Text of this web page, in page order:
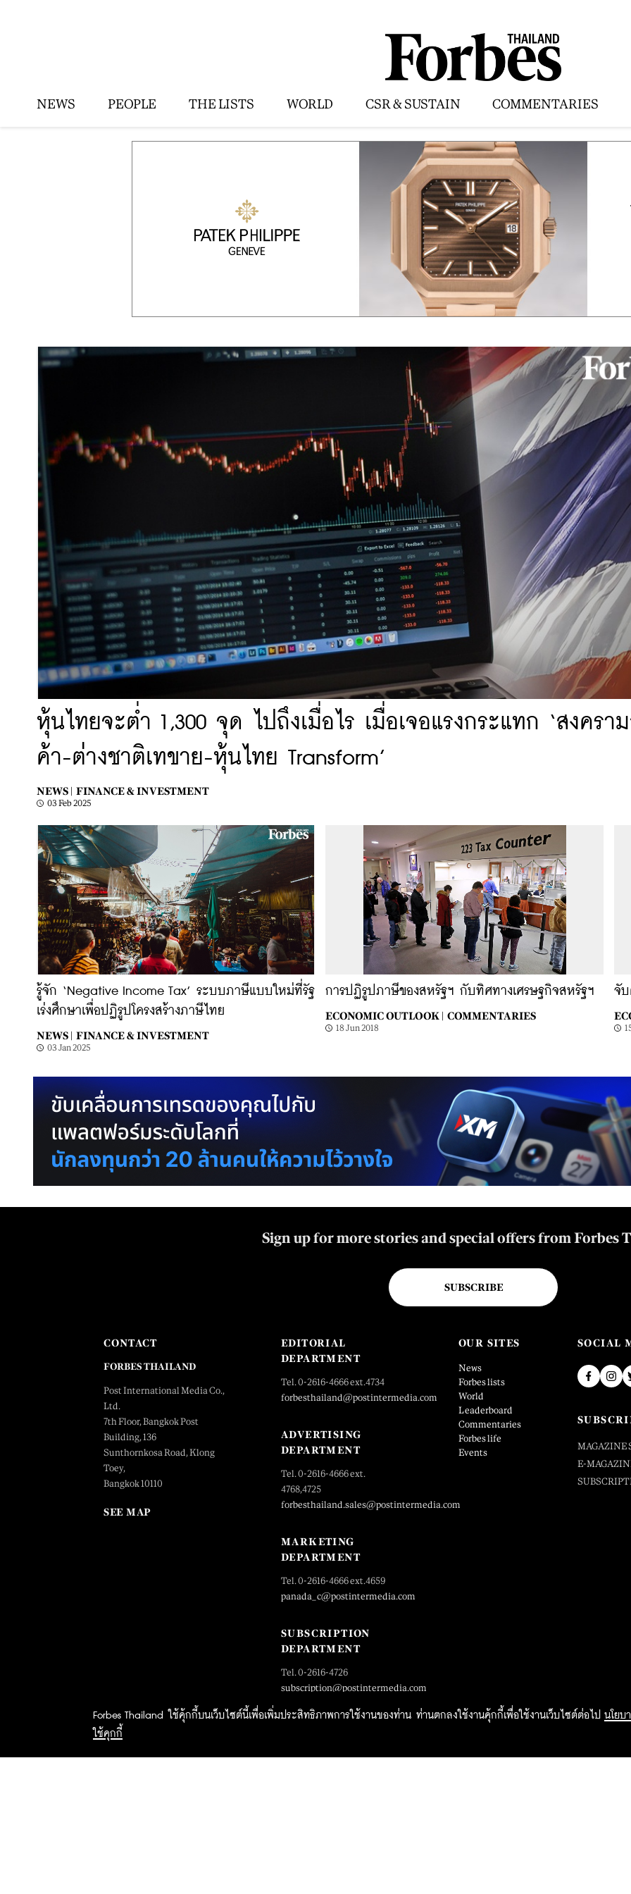
NEWS PEOPLE THE LISTS WORLD CSR & SUSTAIN COMMENTARIES
หุ้นไทยจะต่ำ 1,300 จุด ไปถึงเมื่อไร เมื่อเจอแรงกระแทก ‘สงครา
ค้า-ต่างชาติเทขาย-หุ้นไทย Transform’
NEWS | FINANCE & INVESTMENT
03 Feb 2025
รู้จัก ‘Negative Income Tax’ ระบบภาษีแบบใหม่ที่รัฐ
เร่งศึกษาเพื่อปฏิรูปโครงสร้างภาษีไทย
NEWS | FINANCE & INVESTMENT
03 Jan 2025
การปฏิรูปภาษีของสหรัฐฯ กับทิศทางเศรษฐกิจสหรัฐฯ
ECONOMIC OUTLOOK | COMMENTARIES
18 Jun 2018
จั
Forbes Thailand ใช้คุ้กกี้บนเว็บไซต์นี้เพื่อเพิ่มประสิทธิภาพการใช้งานของท่าน ท่านตกลงใช้งานคุ้กกี้เพื่อใช้งานเว็บไซต์ต่อไป
นโยบ
ใช้คุกกี้
Sign up for more stories and special offers from Forbes
SUBSCRIBE
CONTACT
FORBES THAILAND
Post International Media Co.,
Ltd.
7th Floor, Bangkok Post
Building, 136
Sunthornkosa Road, Klong
Toey,
Bangkok 10110
SEE MAP
EDITORIAL
DEPARTMENT
Tel. 0-2616-4666 ext.4734
forbesthailand@postintermedia.com
ADVERTISING
DEPARTMENT
Tel. 0-2616-4666 ext.
4768,4725
forbesthailand.sales@postintermedia.com
MARKETING
DEPARTMENT
Tel. 0-2616-4666 ext.4659
panada_c@postintermedia.com
SUBSCRIPTION
DEPARTMENT
Tel. 0-2616-4726
subscription@postintermedia.com
OUR SITES
News
Forbes lists
World
Leaderboard
Commentaries
Forbes life
Events
SOCIAL
MAGAZINE
E-